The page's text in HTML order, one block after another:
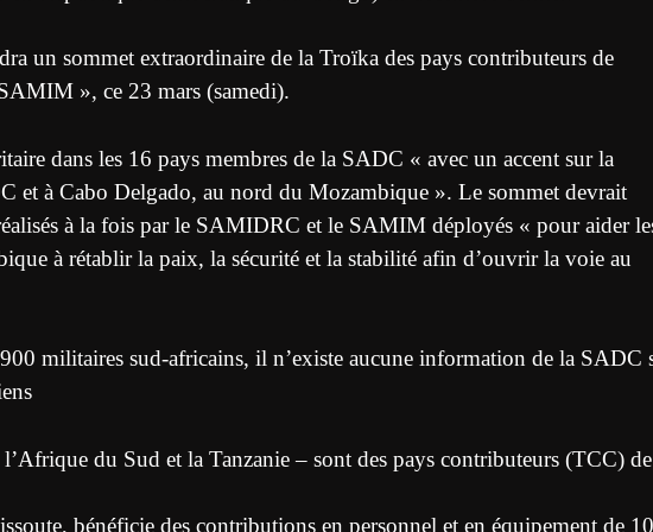
un sommet extraordinaire de la Troïka des pays contributeurs de
», ce 23 mars (samedi).
dans les 16 pays membres de la SADC « avec un accent sur la
et à Cabo Delgado, au nord du Mozambique ». Le sommet devrait
à la fois par le SAMIDRC et le SAMIM déployés « pour aider
à rétablir la paix, la sécurité et la stabilité afin d’ouvrir la voie au
militaires sud-africains, il n’existe aucune information de la SADC
du Sud et la Tanzanie – sont des pays contributeurs (TCC)
bénéficie des contributions en personnel et en équipement de 10